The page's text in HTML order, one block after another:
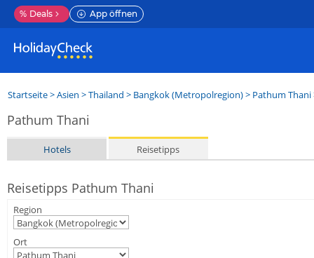
% Deals App öffnen
Startseite>Asien >Thailand > Bangkok (Metropolregion)> Pathum Thani
Pathum Thani
Hotels Reisetipps
Reisetipps Pathum Thani
Region
Ort